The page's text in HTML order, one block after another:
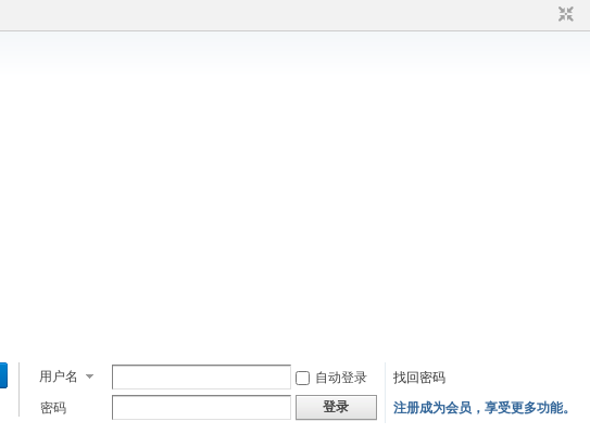
用户名 自动登录
找回密码
密码
登录 注册成为会员，享受更多功能。